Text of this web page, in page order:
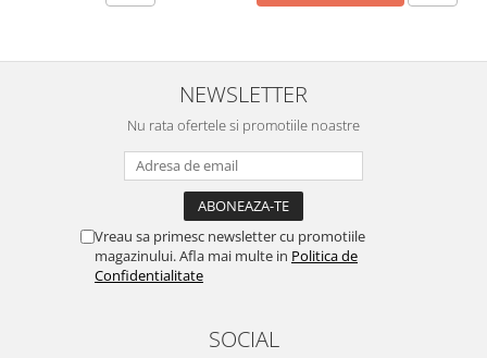
NEWSLETTER
Nu rata ofertele si promotiile noastre
Vreau sa primesc newsletter cu promotiile
magazinului. Afla mai multe in Politica de
Confidentialitate
SOCIAL